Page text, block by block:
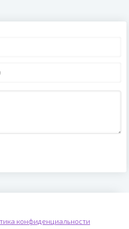
конфиденциальности